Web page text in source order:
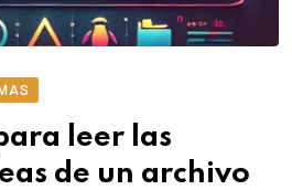
leer las
de un archivo